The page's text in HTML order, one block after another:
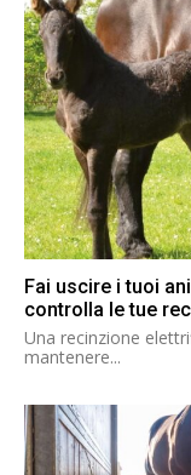
Fai uscire i tuoi
controlla le tue
Una recinzione
mantenere...